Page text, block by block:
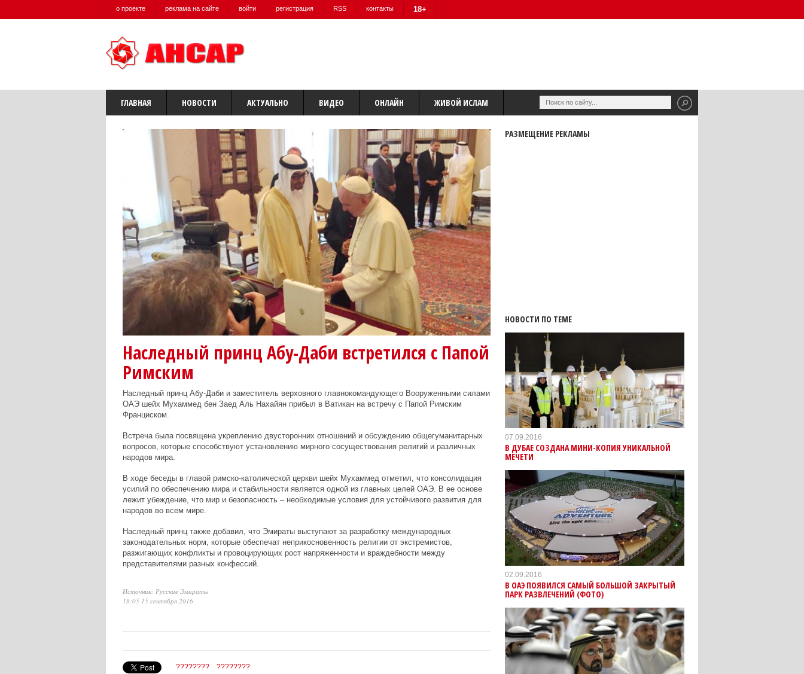
о проекте реклама на сайте войти регистрация RSS контакты 18+
ГЛАВНАЯ НОВОСТИ АКТУАЛЬНО ВИДЕО ОНЛАЙН ЖИВОЙ ИСЛАМ
Наследный принц Абу-Даби встретился с Папой
Римским
Наследный принц Абу-Даби и заместитель верховного главнокомандующего Вооруженными силами
ОАЭ шейх Мухаммед бен Заед Аль Нахайян прибыл в Ватикан на встречу с Папой Римским
Франциском.
Встреча была посвящена укреплению двусторонних отношений и обсуждению общегуманитарных
вопросов, которые способствуют установлению мирного сосуществования религий и различных
народов мира.
В ходе беседы в главой римско-католической церкви шейх Мухаммед отметил, что консолидация
усилий по обеспечению мира и стабильности является одной из главных целей ОАЭ. В ее основе
лежит убеждение, что мир и безопасность – необходимые условия для устойчивого развития для
народов во всем мире.
Наследный принц также добавил, что Эмираты выступают за разработку международных
законодательных норм, которые обеспечат неприкосновенность религии от экстремистов,
разжигающих конфликты и провоцирующих рост напряженности и враждебности между
представителями разных конфессий.
Источник: Русские Эмираты
18:05 15 сентября 2016
???????? ????????
РАЗМЕЩЕНИЕ РЕКЛАМЫ
НОВОСТИ ПО ТЕМЕ
07.09.2016
В ДУБАЕ СОЗДАНА МИНИ-КОПИЯ УНИКАЛЬНОЙ
МЕЧЕТИ
02.09.2016
В ОАЭ ПОЯВИЛСЯ САМЫЙ БОЛЬШОЙ ЗАКРЫТЫЙ
ПАРК РАЗВЛЕЧЕНИЙ (ФОТО)